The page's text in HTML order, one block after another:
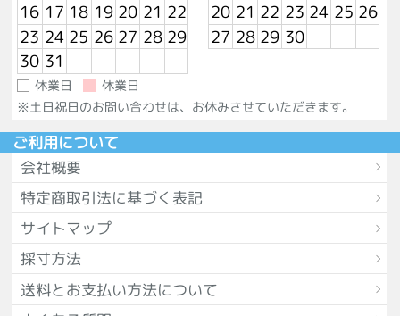
16 17 18 19 20 21 22
23 24 25 26 27 28 29
30 31
20 21 22 23 24 25 26
27 28 29 30
休業日
休業日
※土日祝日のお問い合わせは、お休みさせていただきます。
ご利用について
会社概要
特定商取引法に基づく表記
サイトマップ
採寸方法
送料とお支払い方法について